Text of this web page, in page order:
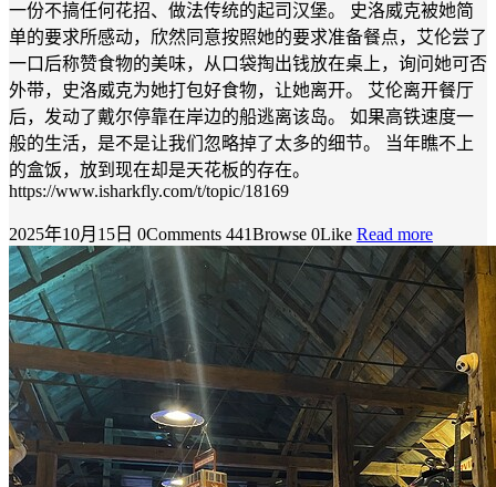
一份不搞任何花招、做法传统的起司汉堡。 史洛威克被她简
单的要求所感动，欣然同意按照她的要求准备餐点，艾伦尝了
一口后称赞食物的美味，从口袋掏出钱放在桌上，询问她可否
外带，史洛威克为她打包好食物，让她离开。 艾伦离开餐厅
后，发动了戴尔停靠在岸边的船逃离该岛。 如果高铁速度一
般的生活，是不是让我们忽略掉了太多的细节。 当年瞧不上
的盒饭，放到现在却是天花板的存在。
https://www.isharkfly.com/t/topic/18169
2025年10月15日 0Comments 441Browse 0Like Read more